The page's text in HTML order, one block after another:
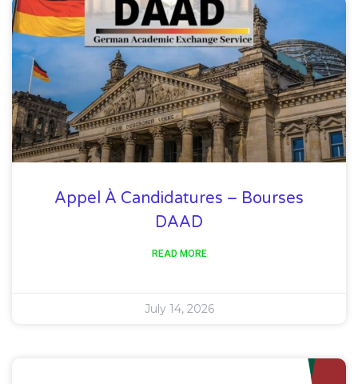
Appel À Candidatures – Bourses
DAAD
READ MORE
July 14, 2026